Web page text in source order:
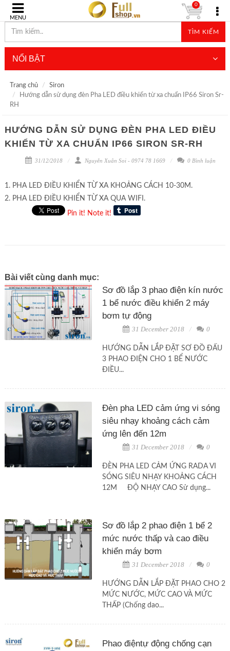
MENU
TÌM KIẾM
0
NỔI BẬT
Trang chủ
Siron
Hướng dẫn sử dụng đèn Pha LED điều khiển từ xa chuẩn IP66 Siron Sr-
RH
HƯỚNG DẪN SỬ DỤNG ĐÈN PHA LED ĐIỀU
KHIỂN TỪ XA CHUẨN IP66 SIRON SR-RH
31/12/2018 Nguyễn Xuân Soi - 0974 78 1669 0 Bình luận
1. PHA LED ĐIỀU KHIỂN TỪ XA KHOẢNG CÁCH 10-30M.
2. PHA LED ĐIỀU KHIỂN TỪ XA QUA WIFI.
Pin it! Note it!
Bài viết cùng danh mục:
Sơ đồ lắp 3 phao điện kín nước
1 bể nước điều khiển 2 máy
bơm tự động
31 December 2018 0
HƯỚNG DẪN LẮP ĐẶT SƠ ĐỒ ĐẤU
3 PHAO ĐIỆN CHO 1 BỂ NƯỚC
ĐIỀU...
Đèn pha LED cảm ứng vi sóng
siêu nhạy khoảng cách cảm
ứng lên đến 12m
31 December 2018 0
ĐÈN PHA LED CẢM ỨNG RADA VI
SÓNG SIÊU NHẠY KHOẢNG CÁCH
12M ĐỘ NHẠY CAO Sử dụng...
Sơ đồ lắp 2 phao điện 1 bể 2
mức nước thấp và cao điều
khiển máy bơm
31 December 2018 0
HƯỚNG DẪN LẮP ĐẶT PHAO CHO 2
MỨC NƯỚC, MỨC CAO VÀ MỨC
THẤP (Chống dao...
Phao điệntự động chống cạn